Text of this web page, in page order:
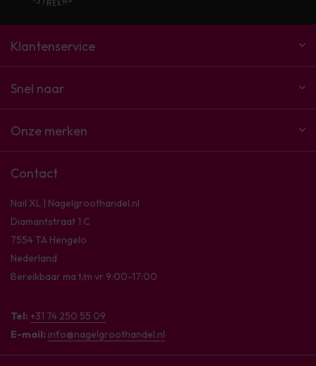
Klantenservice
Snel naar
Onze merken
Contact
Nail XL | Nagelgroothandel.nl
Diamantstraat 1 C
7554 TA Hengelo
Nederland
Bereikbaar ma t/m vr 9:00-17:00
Tel: +31 74 250 55 09
E-mail: info@nagelgroothandel.nl